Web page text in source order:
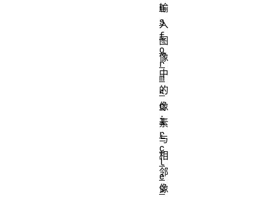
输
入
图
像
中
的
像
素
与
相
邻
像
n
s
f
o
r
m
<
c
i
r
c
l
e
>